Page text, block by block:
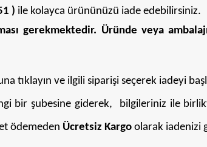
) ile kolayca ürününüzü iade edebilirsiniz.
gerekmektedir. Üründe veya
tıklayın ve ilgili siparişi seçerek iadeyi
bir şubesine giderek, bilgileriniz ile
ödemeden Ücretsiz Kargo olarak iadenizi